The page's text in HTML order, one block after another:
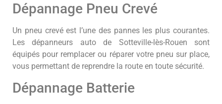
Dépannage Pneu Crevé
Un pneu crevé est l’une des pannes les plus courantes.
Les dépanneurs auto de Sotteville-lès-Rouen sont
équipés pour remplacer ou réparer votre pneu sur place,
vous permettant de reprendre la route en toute sécurité.
Dépannage Batterie